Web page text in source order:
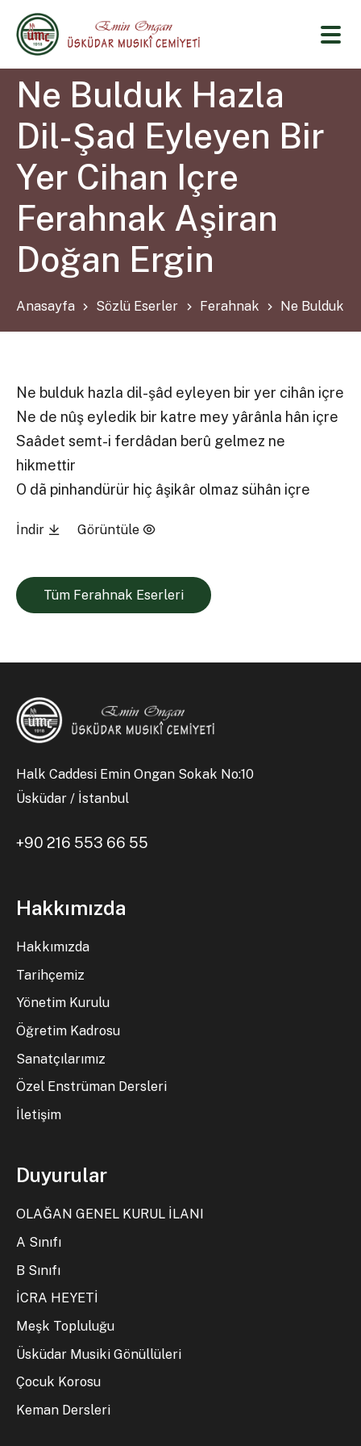
Ne Bulduk Hazla
Dil-Şad Eyleyen Bir
Yer Cihan Içre
Ferahnak Aşiran
Doğan Ergin
Anasayfa Sözlü Eserler Ferahnak Ne Bulduk
Ne bulduk hazla dil-şâd eyleyen bir yer cihân içre
Ne de nûş eyledik bir katre mey yârânla hân içre
Saâdet semt-i ferdâdan berû gelmez ne
hikmettir
O dã pinhandürür hiç âşikâr olmaz sühân içre
İndir Görüntüle
Tüm Ferahnak Eserleri
Halk Caddesi Emin Ongan Sokak No:10
Üsküdar / İstanbul
+90 216 553 66 55
Hakkımızda
Hakkımızda
Tarihçemiz
Yönetim Kurulu
Öğretim Kadrosu
Sanatçılarımız
Özel Enstrüman Dersleri
İletişim
Duyurular
OLAĞAN GENEL KURUL İLANI
A Sınıfı
B Sınıfı
İCRA HEYETİ
Meşk Topluluğu
Üsküdar Musiki Gönüllüleri
Çocuk Korosu
Keman Dersleri